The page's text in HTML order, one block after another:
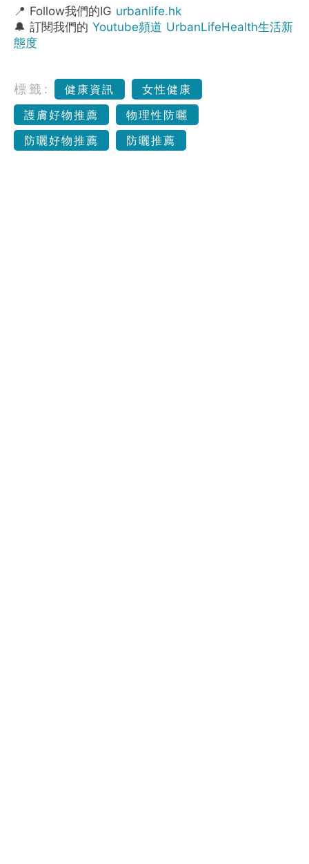
📍 Follow我們的IG urbanlife.hk
🔔 訂閱我們的 Youtube頻道 UrbanLifeHealth生活新
態度
標籤: 健康資訊
女性健康
護膚好物推薦
物理性防曬
防曬好物推薦
防曬推薦